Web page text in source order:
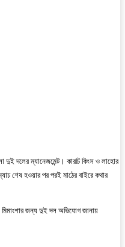
দুই দলের ম্যানেজমেন্ট। কারচি কিংস ও লাহোর
শেষ হওয়ার পর পরই মাঠের বাইরে কথার
মিমাংশার জন্য দুই দল অভিযোগ জানায়